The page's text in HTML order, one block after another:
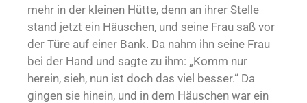
mehr in der kleinen Hütte, denn an ihrer Stelle
stand jetzt ein Häuschen, und seine Frau saß vor
der Türe auf einer Bank. Da nahm ihn seine Frau
bei der Hand und sagte zu ihm: „Komm nur
herein, sieh, nun ist doch das viel besser.“ Da
gingen sie hinein, und in dem Häuschen war ein